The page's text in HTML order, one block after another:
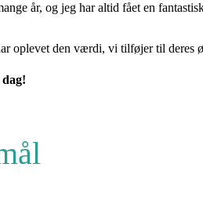
år, og jeg har altid fået en
oplevet den værdi, vi tilføjer til